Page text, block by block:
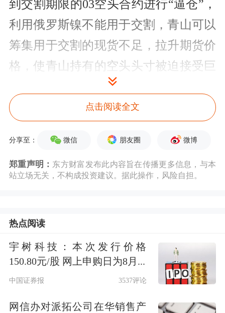
到交割期限的03空头合约进行“逼仓”，
利用俄罗斯镍不能用于交割，青山可以
筹集用于交割的现货不足，拉升期货价
格，使青山持有的空头头寸被迫接受巨
额亏损，另有消息称青山的多头对手方
意图通过这次行动，获得青山手中部分
青山镍事件的来龙去脉与发展研判
镍主要应用于不锈钢和
的需求逐步上升，从2016年初到本轮上
涨之前，镍的价格从约8000美元/吨上
升至约20000美元/吨。
点击阅读全文
分享至： 微信 朋友圈 微博
郑重声明： 东方财富发布此内容旨在传播更多信息，与本
站立场无关，不构成投资建议。据此操作，风险自担。
热点阅读
宇树科技：本次发行价格
150.80元/股 网上申购日为8月...
中国证券报 3537评论
网信办对派拓公司在华销售产